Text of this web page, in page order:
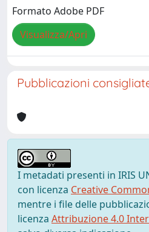
Formato Adobe PDF
Visualizza/Apri
Pubblicazioni
I metadati presenti in IRIS
con licenza Creative
mentre i file delle
licenza Attribuzione 4.0